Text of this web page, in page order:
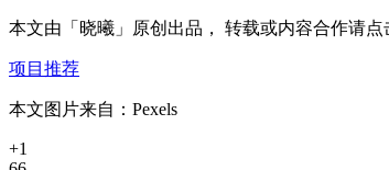
本文由「 晓曦 」原创出品， 转载或内容合作请点
项目推荐
本文图片来自： Pexels
+1